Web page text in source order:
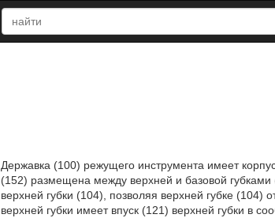
Державка (100) режущего инструмента имеет
(152) размещена между верхней и базовой
верхней губки (104), позволяя верхней губке
верхней губки имеет впуск (121) верхней губки в